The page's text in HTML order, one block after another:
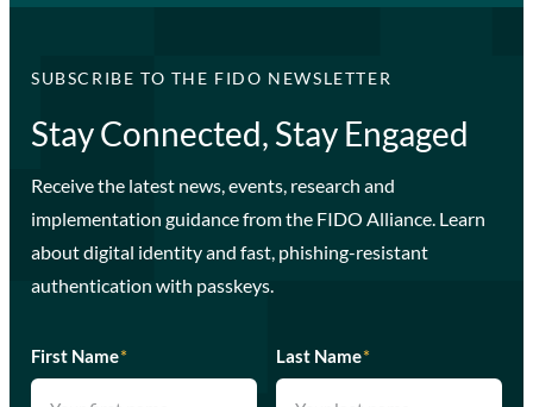
SUBSCRIBE TO THE FIDO NEWSLETTER
Stay Connected, Stay Engaged
Receive the latest news, events, research and
implementation guidance from the FIDO Alliance. Learn
about digital identity and fast, phishing-resistant
authentication with passkeys.
First Name* Last Name*